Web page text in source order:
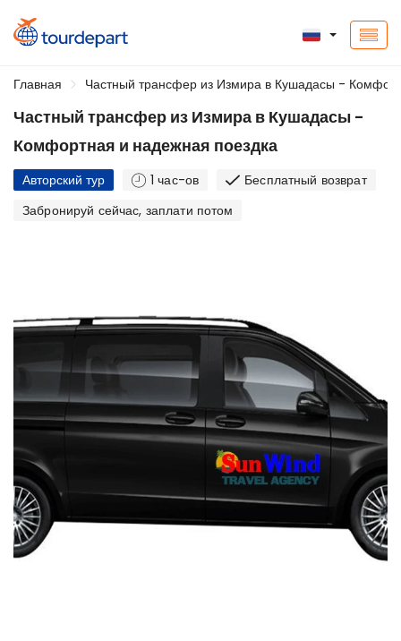
Главная Частный трансфер из Измира в Кушадасы -
Частный трансфер из Измира в Кушадасы -
Комфортная и надежная поездка
Авторский тур 1 час-ов
Бесплатный возврат
Забронируй сейчас, заплати потом